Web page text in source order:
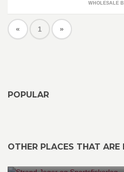
WHOLESALE
« 1 »
POPULAR
OTHER PLACES THAT